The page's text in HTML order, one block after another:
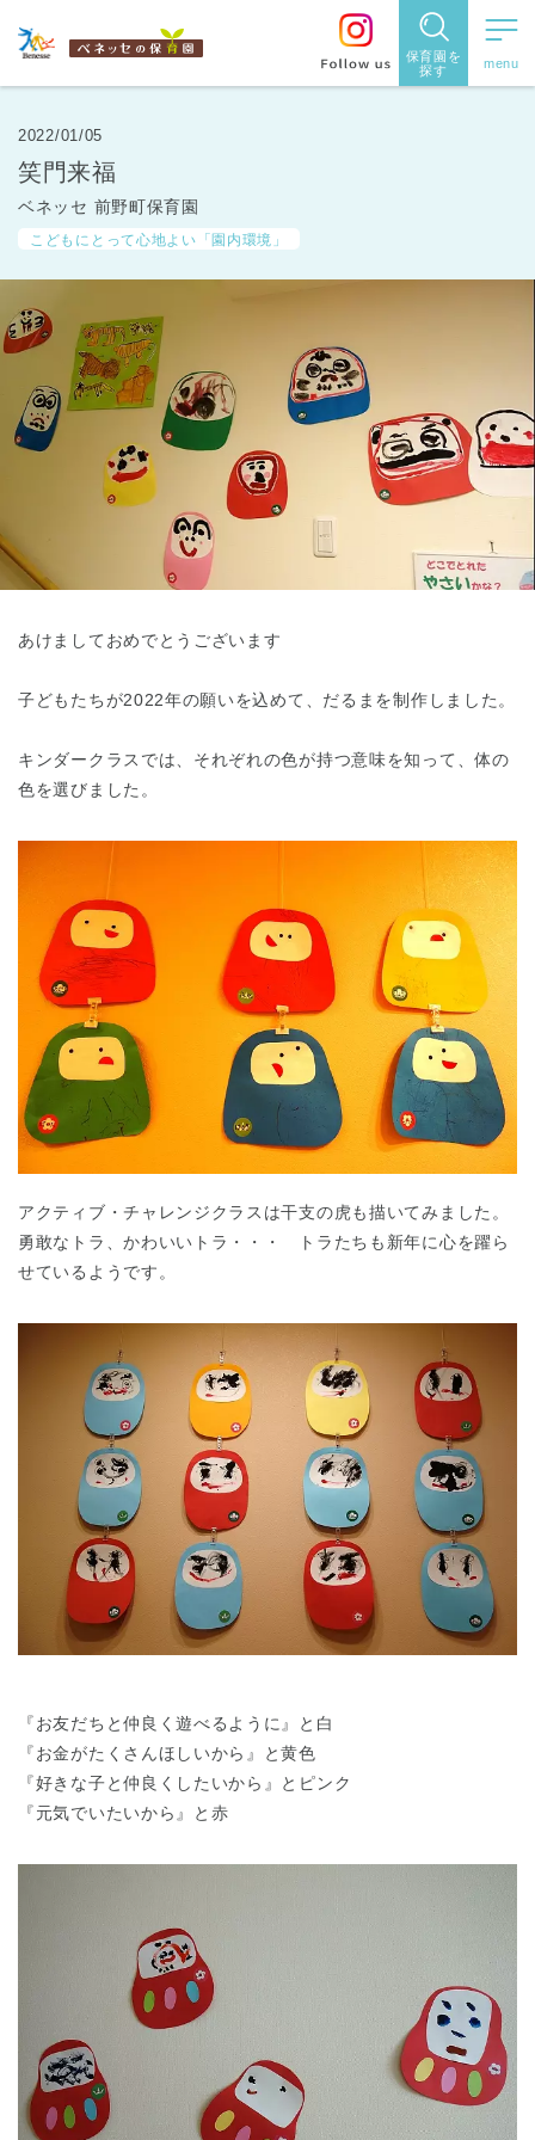
保育園を
探す
保育園を探す
名から探
都道府県
から探す
東京都
東京都 全域
2022/01/05
笑門来福
ベネッセ 前野町保育園
こどもにとって心地よい「園内環境」
あけましておめでとうございます
子どもたちが2022年の願いを込めて、だるまを制作しました。
キンダークラスでは、それぞれの色が持つ意味を知って、体の
色を選びました。
アクティブ・チャレンジクラスは干支の虎も描いてみました。
勇敢なトラ、かわいいトラ・・・ トラたちも新年に心を躍ら
せているようです。
『お友だちと仲良く遊べるように』と白
『お金がたくさんほしいから』と黄色
『好きな子と仲良くしたいから』とピンク
『元気でいたいから』と赤